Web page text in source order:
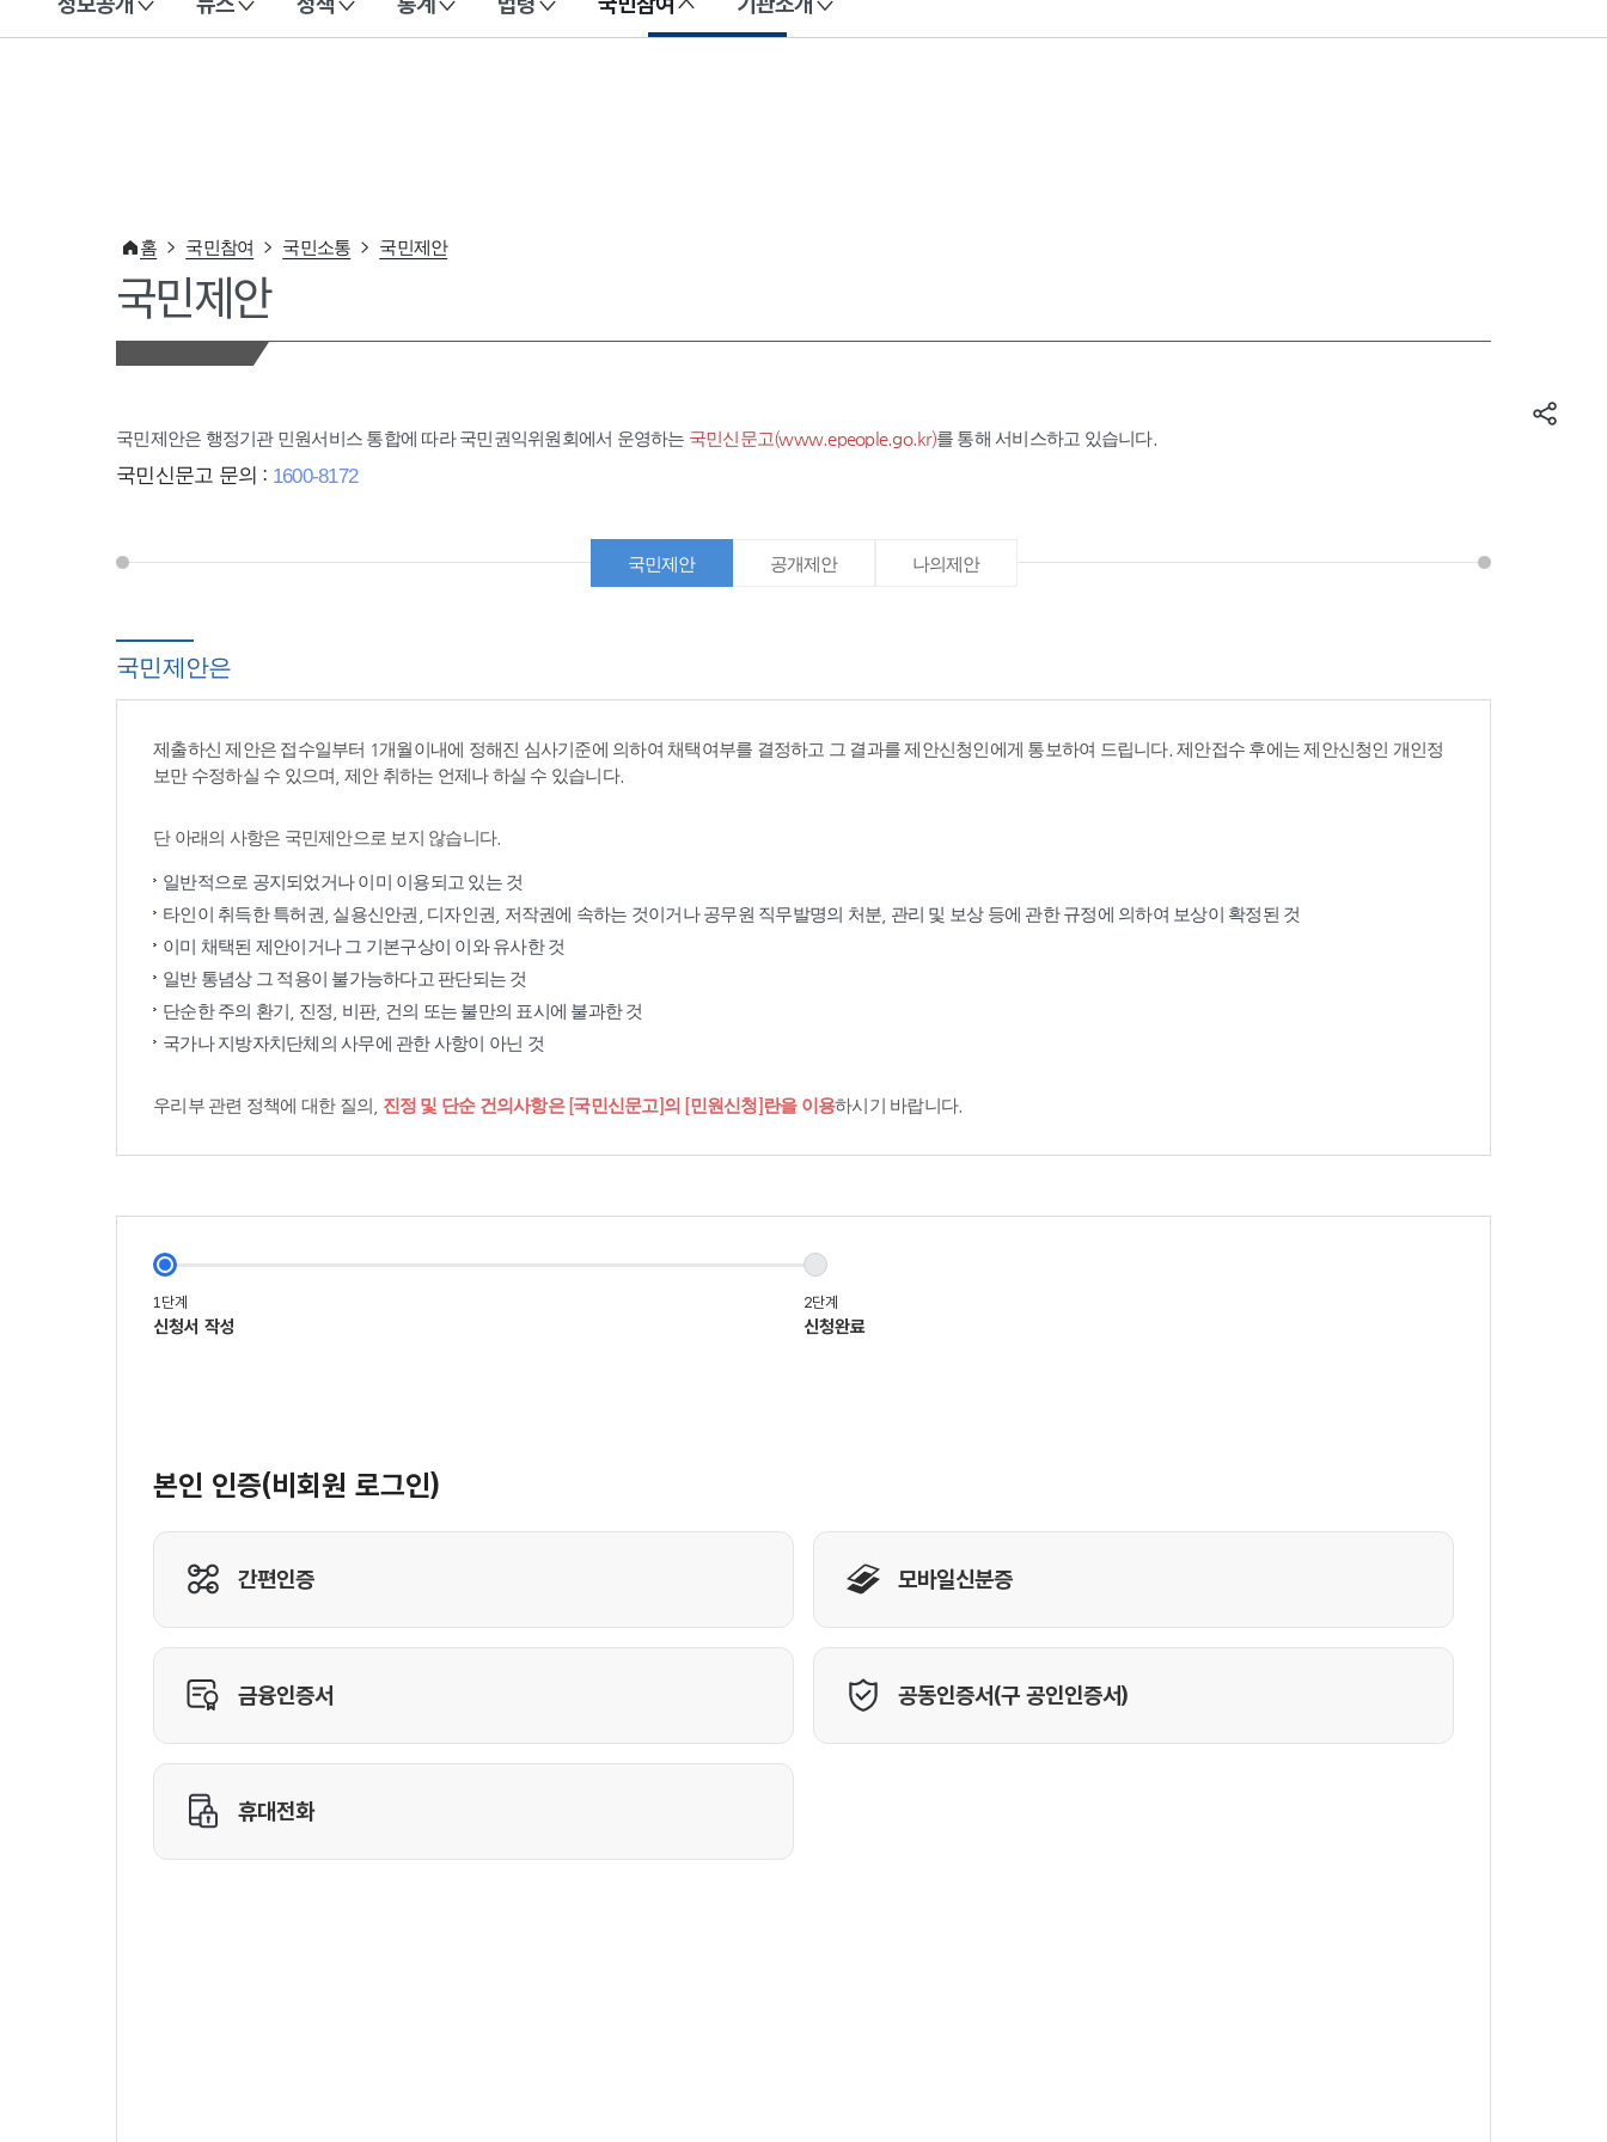
이 누리집은 대한민국 공식 전자정부 누리집입니다.
홈 국민참여 국민소통 국민제안
국민제안
국민제안은 행정기관 민원서비스 통합에 따라 국민권익위원회에서 운영하는 국민신문고(www.epeople.go.kr)를 통해 서비스하고 있습니다.
국민신문고 문의 : 1600-8172
국민제안 공개제안 나의제안
국민제안은
제출하신 제안은 접수일부터 1개월이내에 정해진 심사기준에 의하여 채택여부를 결정하고 그 결과를 제안신청인에게 통보하여 드립니다. 제안접수 후에는 제안신청인 개인정
보만 수정하실 수 있으며, 제안 취하는 언제나 하실 수 있습니다.
단 아래의 사항은 국민제안으로 보지 않습니다.
일반적으로 공지되었거나 이미 이용되고 있는 것
타인이 취득한 특허권, 실용신안권, 디자인권, 저작권에 속하는 것이거나 공무원 직무발명의 처분, 관리 및 보상 등에 관한 규정에 의하여 보상이 확정된 것
이미 채택된 제안이거나 그 기본구상이 이와 유사한 것
일반 통념상 그 적용이 불가능하다고 판단되는 것
단순한 주의 환기, 진정, 비판, 건의 또는 불만의 표시에 불과한 것
국가나 지방자치단체의 사무에 관한 사항이 아닌 것
우리부 관련 정책에 대한 질의, 진정 및 단순 건의사항은 [국민신문고]의 [민원신청]란을 이용하시기 바랍니다.